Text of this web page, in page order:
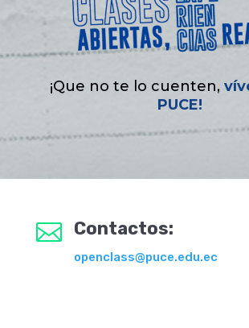
¡Que no te lo cuenten,
PUCE!
 Contactos:
openclass@puce.edu.ec